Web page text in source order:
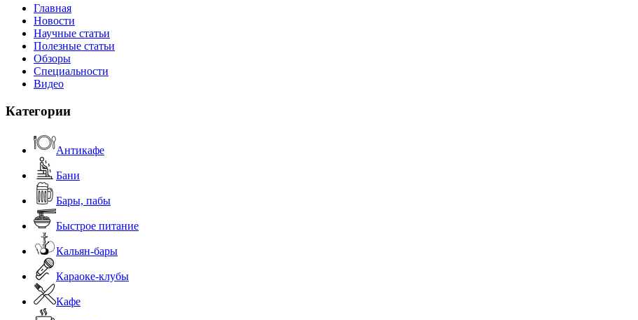
Главная
Новости
Научные статьи
Полезные статьи
Обзоры
Специальности
Видео
Категории
Антикафе
Бани
Бары, пабы
Быстрое питание
Кальян-бары
Караоке-клубы
Кафе